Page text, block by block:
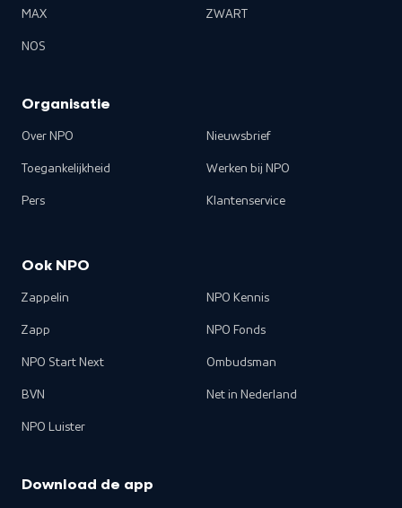
MAX
NOS
ZWART
Organisatie
Over NPO
Toegankelijkheid
Pers
Nieuwsbrief
Werken bij NPO
Klantenservice
Ook NPO
Zappelin
Zapp
NPO Start Next
BVN
NPO Luister
NPO Kennis
NPO Fonds
Ombudsman
Net in Nederland
Download de app